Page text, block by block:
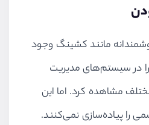
مانند کشینگ وجود
در سیستم‌های مدیریت
مشاهده کرد. اما این
را پیاده‌سازی نمی‌کنند.